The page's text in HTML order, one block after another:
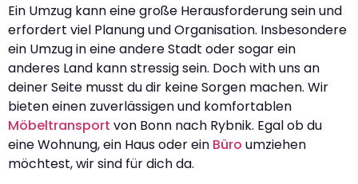
Ein Umzug kann eine große Herausforderung sein und
erfordert viel Planung und Organisation. Insbesondere
ein Umzug in eine andere Stadt oder sogar ein
anderes Land kann stressig sein. Doch with uns an
deiner Seite musst du dir keine Sorgen machen. Wir
bieten einen zuverlässigen und komfortablen
Möbeltransport von Bonn nach Rybnik. Egal ob du
eine Wohnung, ein Haus oder ein Büro umziehen
möchtest, wir sind für dich da.